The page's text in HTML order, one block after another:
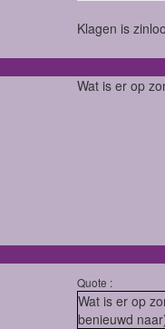
Klagen is
Wat is er op
Quote :
Wat is er op
benieuwd